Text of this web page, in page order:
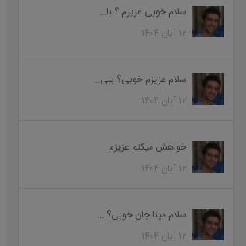
سلام خوبی عزیزم ؟ با...
۱۲ آبان ۱۴۰۴
سلام عزیزم خوبی؟ ببی...
۱۲ آبان ۱۴۰۴
خواهش میکنم عزیزم
۱۲ آبان ۱۴۰۴
سلام مینا جان خوبی؟ ...
۱۲ آبان ۱۴۰۴